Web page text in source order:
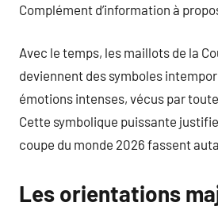
Complément d’information à
Avec le temps, les maillots de la
deviennent des symboles
émotions intenses, vécus par
Cette symbolique puissante
coupe du monde 2026 fassent
Les orientations